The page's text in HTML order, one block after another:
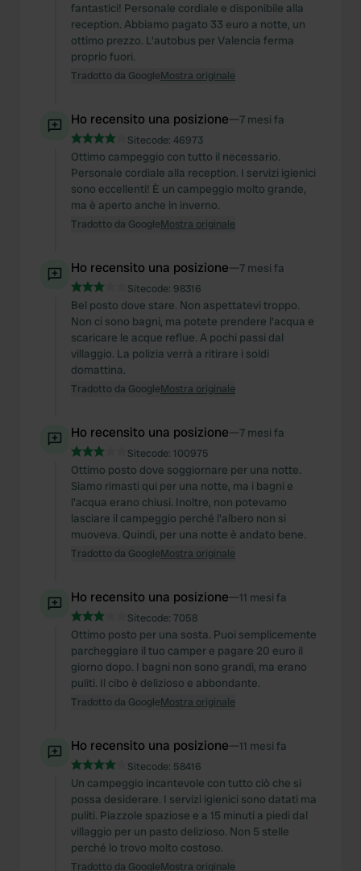
fantastici! Personale cordiale e disponibile alla
reception. Abbiamo pagato 33 euro a notte, un
ottimo prezzo. L'autobus per Valencia ferma
proprio fuori.
Tradotto da GoogleMostra originale
Ho recensito una posizione—7 mesi fa
Sitecode: 46973
Ottimo campeggio con tutto il necessario.
Personale cordiale alla reception. I servizi igienici
sono eccellenti! È un campeggio molto grande,
ma è aperto anche in inverno.
Tradotto da GoogleMostra originale
Ho recensito una posizione—7 mesi fa
Sitecode: 98316
Bel posto dove stare. Non aspettatevi troppo.
Non ci sono bagni, ma potete prendere l'acqua e
scaricare le acque reflue. A pochi passi dal
villaggio. La polizia verrà a ritirare i soldi
domattina.
Tradotto da GoogleMostra originale
Ho recensito una posizione—7 mesi fa
Sitecode: 100975
Ottimo posto dove soggiornare per una notte.
Siamo rimasti qui per una notte, ma i bagni e
l'acqua erano chiusi. Inoltre, non potevamo
lasciare il campeggio perché l'albero non si
muoveva. Quindi, per una notte è andato bene.
Tradotto da GoogleMostra originale
Ho recensito una posizione—11 mesi fa
Sitecode: 7058
Ottimo posto per una sosta. Puoi semplicemente
parcheggiare il tuo camper e pagare 20 euro il
giorno dopo. I bagni non sono grandi, ma erano
puliti. Il cibo è delizioso e abbondante.
Tradotto da GoogleMostra originale
Ho recensito una posizione—11 mesi fa
Sitecode: 58416
Un campeggio incantevole con tutto ciò che si
possa desiderare. I servizi igienici sono datati ma
puliti. Piazzole spaziose e a 15 minuti a piedi dal
villaggio per un pasto delizioso. Non 5 stelle
perché lo trovo molto costoso.
Tradotto da GoogleMostra originale